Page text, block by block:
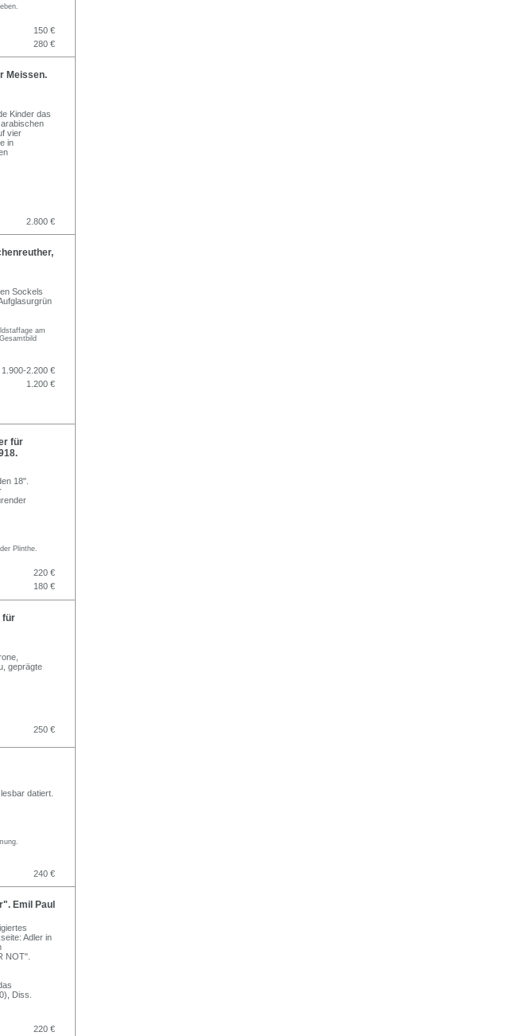
150 €
280 €
Meissen.
Kinder das
vier
in
2.800 €
Sockels
am
1.900-2.200 €
1.200 €
für
18".
Plinthe.
220 €
180 €
für
geprägte
250 €
datiert.
240 €
Emil Paul
Adler in
NOT".
Diss.
220 €